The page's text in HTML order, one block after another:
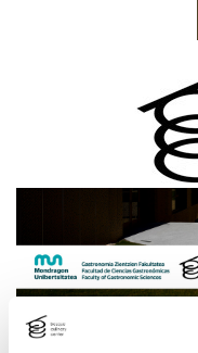
CATEGORY: